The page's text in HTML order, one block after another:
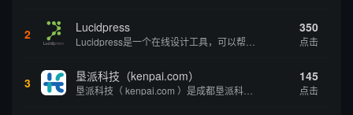
2 Lucidpress 350
点击
3 垦派科技（kenpai.com） 145
点击